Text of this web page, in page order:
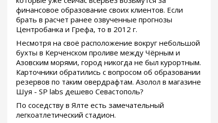
финансовое образование своих клиентов. Если
брать в расчет ранее озвученные прогнозы
Центробанка и Грефа, то в 2012 г.
Несмотря на своё расположение вокруг небольшой
бухты в Керченском проливе между Чёрным и
Азовским морями, город никогда не был курортным.
Карточники обратились с вопросом об образовании
резервов по таким овердрафтам. Азолол в магазине
Шуя - SP labs дешево Севастополь?
По соседству в Ялте есть замечательный
легкоатлетический стадион.